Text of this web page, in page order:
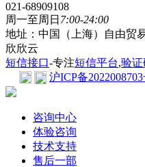
021-68909108
周一至周日 7:00-24:00
地址：中国（上海）自由贸
欣欣云
短信接口-专注短信平台,验
沪ICP备
咨询中心
体验咨询
技术支持
售后一部